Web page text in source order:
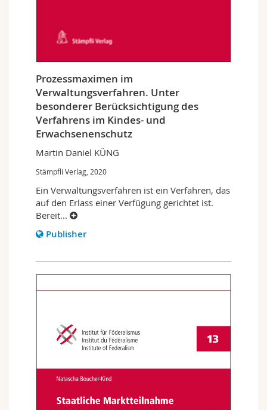
Prozessmaximen im
Verwaltungsverfahren. Unter
besonderer Berücksichtigung des
Verfahrens im Kindes- und
Erwachsenenschutz
Martin Daniel KÜNG
Stämpfli Verlag, 2020
Ein Verwaltungsverfahren ist ein Verfahren, das
auf den Erlass einer Verfügung gerichtet ist.
Bereit...
Publisher